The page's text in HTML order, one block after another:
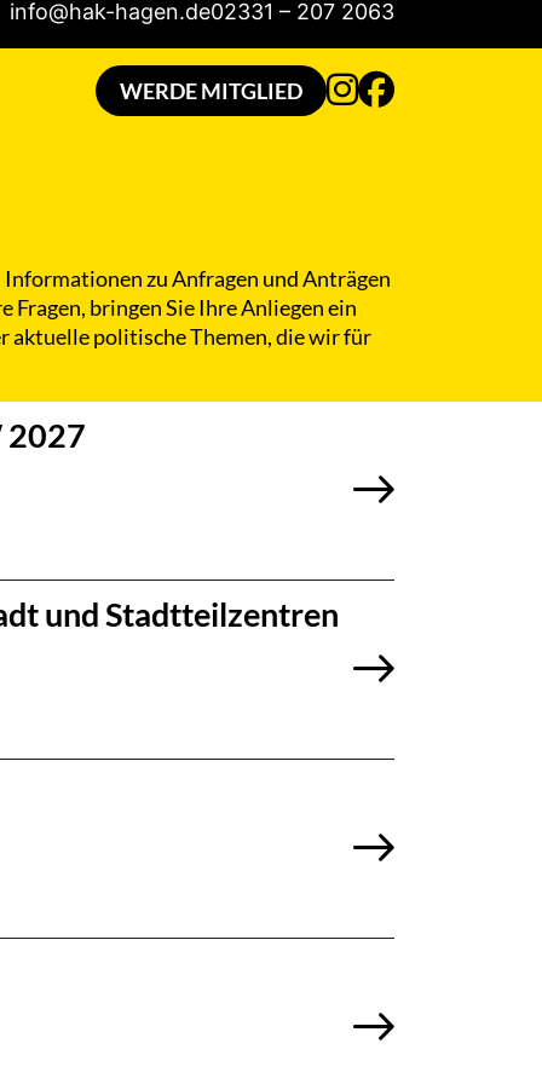
info@hak-hagen.de02331 – 207 2063
zu Anfragen und Anträgen
Fragen, bringen Sie Ihre Anliegen ein
aktuelle politische Themen, die wir für
2027
und Stadtteilzentren